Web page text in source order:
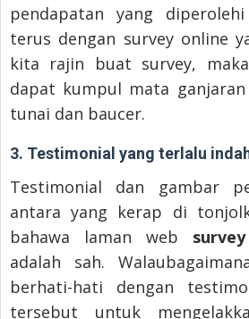
pendapatan yang
terus dengan survey online
kita rajin buat survey,
dapat kumpul mata
tunai dan baucer.
3. Testimonial yang terlalu
Testimonial dan gambar
antara yang kerap di
bahawa laman web
adalah sah.
berhati-hati dengan
tersebut untuk